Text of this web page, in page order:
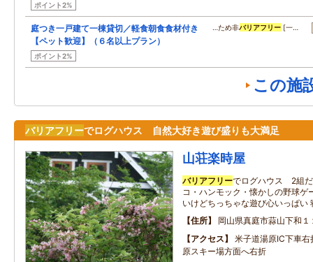
ポイント2%
庭つき一戸建て一棟貸切／軽食朝食食材付き
【ペット歓迎】（６名以上プラン）
ポイント2%
…ため非バリアフリー [一…
この施
バリアフリーでログハウス 自然大好き遊び盛りも大満足
山荘楽時屋
バリアフリーでログハウス 2組
コ・ハンモック・懐かしの野球ゲ
いけどちっちゃな遊び心いっぱい
住所
岡山県真庭市蒜山下和１
アクセス
米子道湯原IC下車
原スキー場方面へ右折